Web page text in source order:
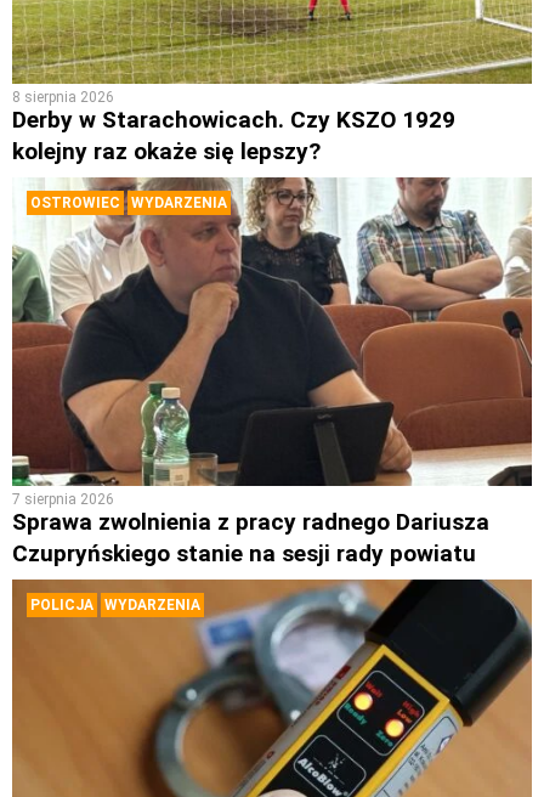
8 sierpnia 2026
Derby w Starachowicach. Czy KSZO 1929
kolejny raz okaże się lepszy?
OSTROWIEC WYDARZENIA
7 sierpnia 2026
Sprawa zwolnienia z pracy radnego Dariusza
Czupryńskiego stanie na sesji rady powiatu
POLICJA WYDARZENIA